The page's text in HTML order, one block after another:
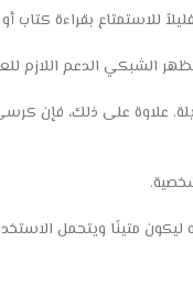
للاستمتاع بقراءة
الشبكي الدعم اللازم
علاوة على ذلك، فإن
ليكون متينًا ويتحمل